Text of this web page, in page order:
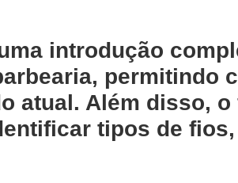
introdução
, permitindo
atual. Além disso,
tipos de